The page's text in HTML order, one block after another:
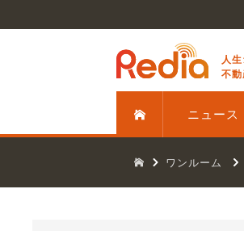
人
不動
ニュース
ワンルーム